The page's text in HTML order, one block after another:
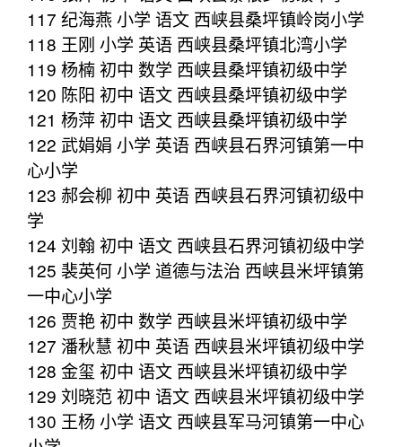
117 纪海燕 小学 语文 西峡县桑坪镇岭岗小学
118 王刚 小学 英语 西峡县桑坪镇北湾小学
119 杨楠 初中 数学 西峡县桑坪镇初级中学
120 陈阳 初中 语文 西峡县桑坪镇初级中学
121 杨萍 初中 语文 西峡县桑坪镇初级中学
122 武娟娟 小学 英语 西峡县石界河镇第一中
心小学
123 郝会柳 初中 英语 西峡县石界河镇初级中
学
124 刘翰 初中 语文 西峡县石界河镇初级中学
125 裴英何 小学 道德与法治 西峡县米坪镇第
一中心小学
126 贾艳 初中 数学 西峡县米坪镇初级中学
127 潘秋慧 初中 英语 西峡县米坪镇初级中学
128 金玺 初中 语文 西峡县米坪镇初级中学
129 刘晓范 初中 语文 西峡县米坪镇初级中学
130 王杨 小学 语文 西峡县军马河镇第一中心